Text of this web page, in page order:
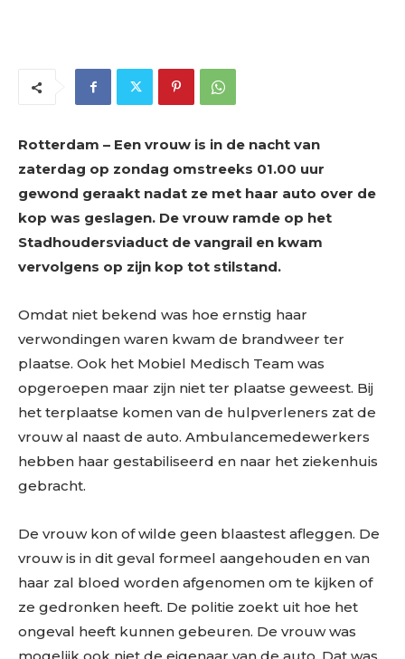
Rotterdam – Een vrouw is in de nacht van
zaterdag op zondag omstreeks 01.00 uur
gewond geraakt nadat ze met haar auto over de
kop was geslagen. De vrouw ramde op het
Stadhoudersviaduct de vangrail en kwam
vervolgens op zijn kop tot stilstand.
Omdat niet bekend was hoe ernstig haar
verwondingen waren kwam de brandweer ter
plaatse. Ook het Mobiel Medisch Team was
opgeroepen maar zijn niet ter plaatse geweest. Bij
het terplaatse komen van de hulpverleners zat de
vrouw al naast de auto. Ambulancemedewerkers
hebben haar gestabiliseerd en naar het ziekenhuis
gebracht.
De vrouw kon of wilde geen blaastest afleggen. De
vrouw is in dit geval formeel aangehouden en van
haar zal bloed worden afgenomen om te kijken of
ze gedronken heeft. De politie zoekt uit hoe het
ongeval heeft kunnen gebeuren. De vrouw was